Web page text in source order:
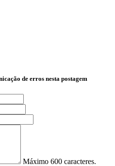
de erros nesta postagem
Máximo 600 caracteres.